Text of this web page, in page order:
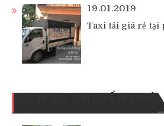
19.01.2019
Taxi tải giá rẻ tại
DỊCH VỤ CHUYỂN NHÀ